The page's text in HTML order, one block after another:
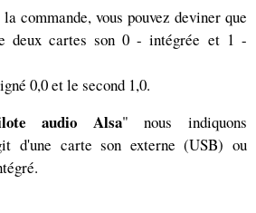
commande, vous pouvez deviner que
deux cartes son 0 - intégrée et 1 -
0,0 et le second 1,0.
audio Alsa" nous indiquons
d'une carte son externe (USB) ou